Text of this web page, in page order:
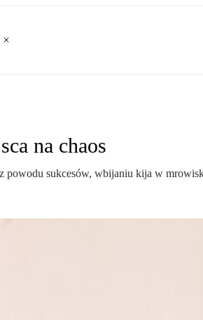
na chaos
sukcesów, wbijaniu kija w